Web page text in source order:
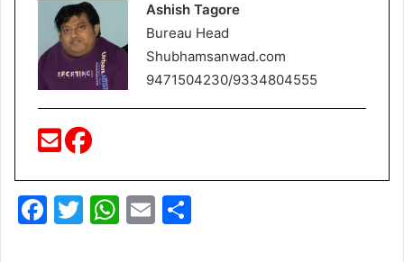
Ashish Tagore
Bureau Head
Shubhamsanwad.com
9471504230/9334804555
F
T
W E